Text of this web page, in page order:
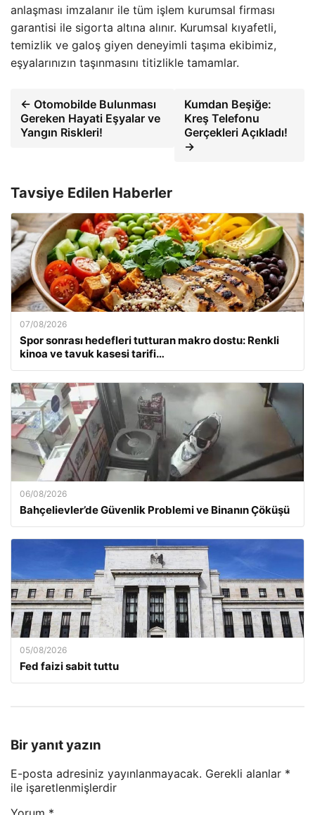
anlaşması imzalanır ile tüm işlem kurumsal firması
garantisi ile sigorta altına alınır. Kurumsal kıyafetli,
temizlik ve galoş giyen deneyimli taşıma ekibimiz,
eşyalarınızın taşınmasını titizlikle tamamlar.
← Otomobilde Bulunması
Gereken Hayati Eşyalar ve
Yangın Riskleri!
Kumdan Beşiğe:
Kreş Telefonu
Gerçekleri Açıkladı!
→
Tavsiye Edilen Haberler
07/08/2026
Spor sonrası hedefleri tutturan makro dostu: Renkli
kinoa ve tavuk kasesi tarifi…
06/08/2026
Bahçelievler’de Güvenlik Problemi ve Binanın Çöküşü
05/08/2026
Fed faizi sabit tuttu
Bir yanıt yazın
E-posta adresiniz yayınlanmayacak. Gerekli alanlar *
ile işaretlenmişlerdir